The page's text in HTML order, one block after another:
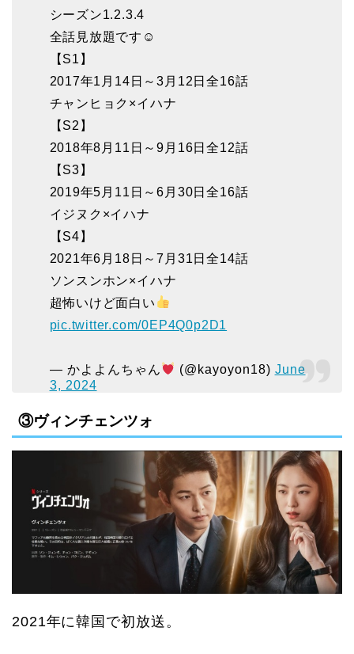
シーズン1.2.3.4
全話見放題です☺
【S1】
2017年1月14日～3月12日全16話
チャンヒョク×イハナ
【S2】
2018年8月11日～9月16日全12話
【S3】
2019年5月11日～6月30日全16話
イジヌク×イハナ
【S4】
2021年6月18日～7月31日全14話
ソンスンホン×イハナ
超怖いけど面白い
pic.twitter.com/0EP4Q0p2D1
— かよよんちゃん (@kayoyon18) June
3, 2024
③ヴィンチェンツォ
2021年に韓国で初放送。